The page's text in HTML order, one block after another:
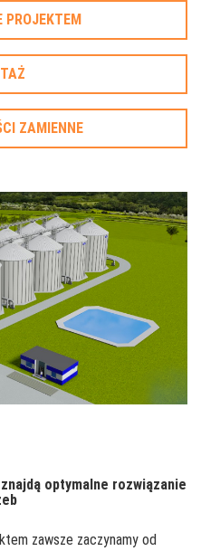
PROJEKTEM
ZAMIENNE
optymalne rozwiązanie
zawsze zaczynamy od